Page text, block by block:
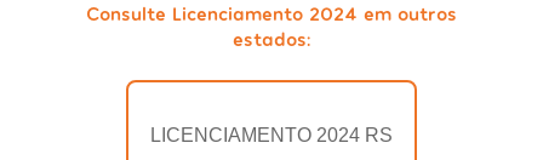
Consulte Licenciamento 2024 em outros
estados:
LICENCIAMENTO 2024 RS